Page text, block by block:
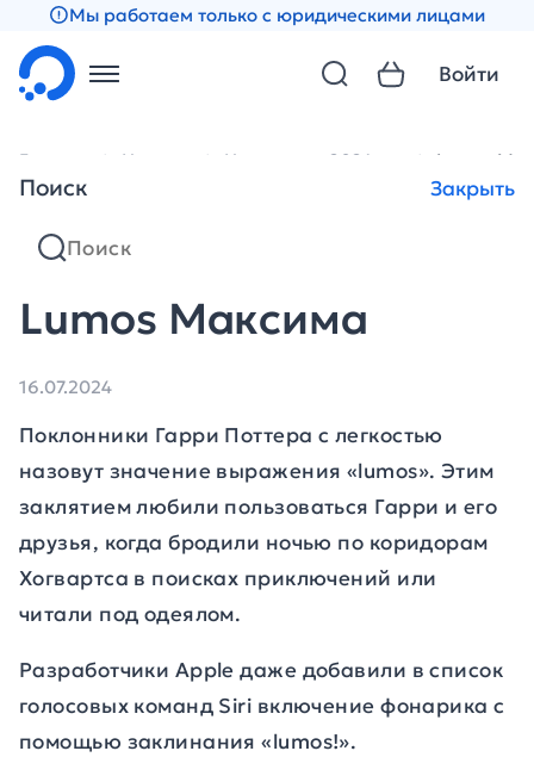
Мы работаем только с юридическими лицами
Поиск Закрыть
Войти
Главная Новости Новости за 2024 год Lumos
Lumos Максима
16.07.2024
Поклонники Гарри Поттера с легкостью
назовут значение выражения «lumos». Этим
заклятием любили пользоваться Гарри и его
друзья, когда бродили ночью по коридорам
Хогвартса в поисках приключений или
читали под одеялом.
Разработчики Apple даже добавили в список
голосовых команд Siri включение фонарика с
помощью заклинания «lumos!».